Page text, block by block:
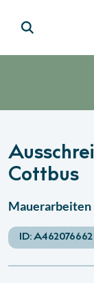
Cottbus
Mauerarbeiten
ID:A462076662